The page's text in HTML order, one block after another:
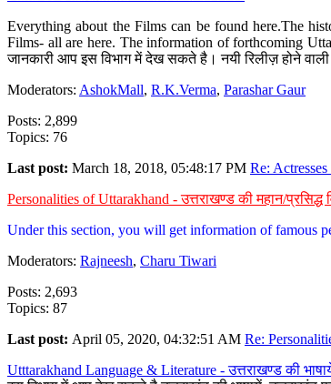
Everything about the Films can be found here.The
Films- all are here. The information of forthcoming
जानकारी आप इस विभाग में देख सकते है। नयी रिलीज़ होने
Moderators: AshokMall, R.K.Verma, Parashar Gaur
Posts: 2,899
Topics: 76
Last post: March 18, 2018, 05:48:17 PM Re:
Personalities of Uttarakhand - उत्तराखण्ड की महान/प्रसिद्ध
Under this section, you will get information of famous
Moderators: Rajneesh, Charu Tiwari
Posts: 2,693
Topics: 87
Last post: April 05, 2020, 04:32:51 AM Re:
Utttarakhand Language & Literature - उत्तराखण्ड की